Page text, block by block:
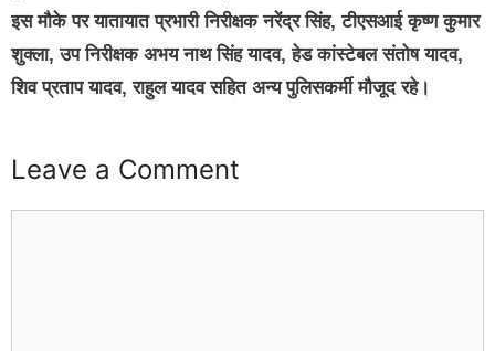
इस मौके परयातायात प्रभारी निरीक्षक नरेंद्र सिंह, टीएसआई कृष्ण कुमार
शुक्ला, उप निरीक्षक अभय नाथ सिंह यादव, हेड कांस्टेबल संतोष यादव,
शिव प्रताप यादव, राहुल यादव सहित अन्य पुलिसकर्मी मौजूद रहे।
Leave a Comment